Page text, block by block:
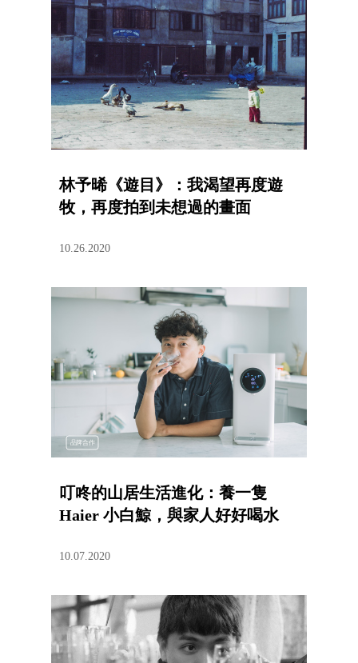
林予晞《遊目》：我渴望再度遊
牧，再度拍到未想過的畫面
10.26.2020
品牌合作
叮咚的山居生活進化：養一隻
Haier 小白鯨，與家人好好喝水
10.07.2020